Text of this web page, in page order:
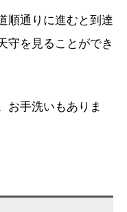
順通りに進むと到達
守を見ることができ
お手洗いもありま